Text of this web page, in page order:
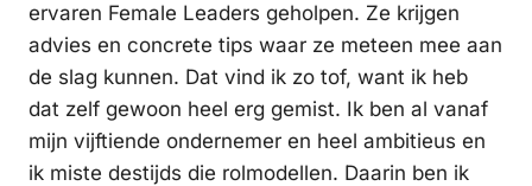
ervaren Female Leaders geholpen. Ze krijgen
advies en concrete tips waar ze meteen mee aan
de slag kunnen. Dat vind ik zo tof, want ik heb
dat zelf gewoon heel erg gemist. Ik ben al vanaf
mijn vijftiende ondernemer en heel ambitieus en
ik miste destijds die rolmodellen. Daarin ben ik